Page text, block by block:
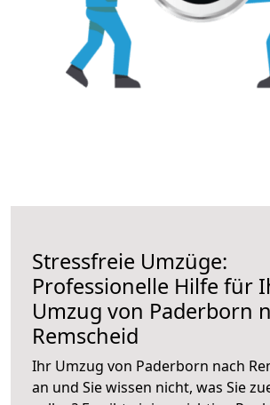
Stressfreie Umzüge:
Professionelle Hilfe für
Umzug von Paderborn
Remscheid
Ihr Umzug von Paderborn nach
an und Sie wissen nicht, was Sie